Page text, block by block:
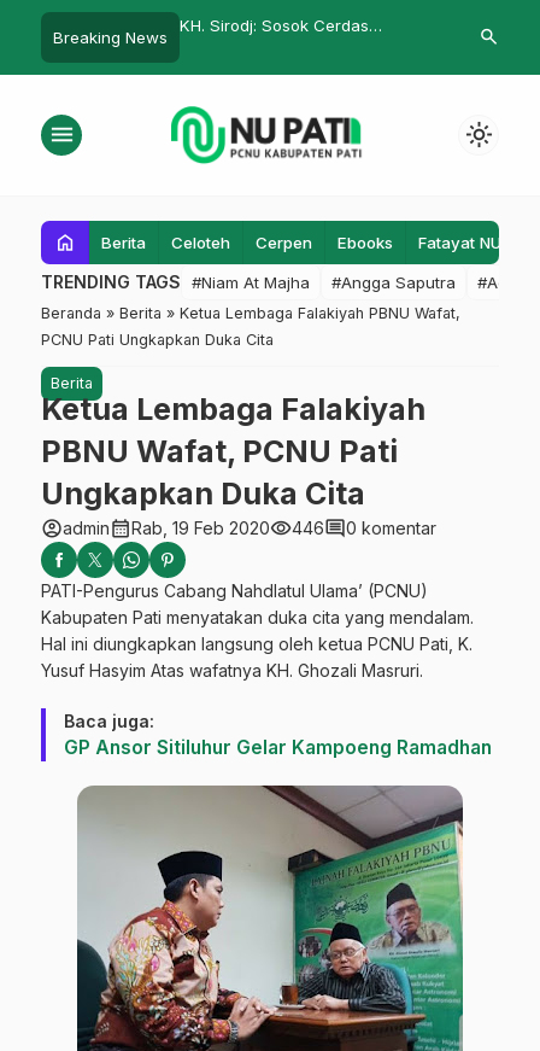
Breaking News
KH. Sirodj: Sosok Cerdas
Wetan Banon
IPNUsearch
menu light_mode
home Berita Celoteh Cerpen Ebooks Fatayat NU
TRENDING TAGS #Niam At Majha #Angga Saputra #Admin
Beranda » Berita » Ketua Lembaga Falakiyah PBNU Wafat,
PCNU Pati Ungkapkan Duka Cita
Berita
Ketua Lembaga Falakiyah
PBNU Wafat, PCNU Pati
Ungkapkan Duka Cita
account_circleadmincalendar_monthRab, 19 Feb 2020visibility446comment0 komentar
PATI-Pengurus Cabang Nahdlatul Ulama’ (PCNU)
Kabupaten Pati menyatakan duka cita yang mendalam.
Hal ini diungkapkan langsung oleh ketua PCNU Pati, K.
Yusuf Hasyim Atas wafatnya KH. Ghozali Masruri.
Baca juga:
GP Ansor Sitiluhur Gelar Kampoeng Ramadhan